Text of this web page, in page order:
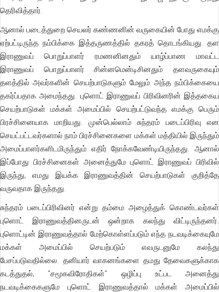
தெரிவித்தார்.
ஆனால் படைத்துறை செயலர் கண்ணனின் வருகையின் போது எமக்கு
ஏற்பட்டிருந்த நம்பிக்கை இத்தருணத்தில் தகரத் தொடங்கியது. தள
இராணுவப் பொறுப்பாளர் ரமணனினதும் யாழ்ப்பாண மாவட்ட
இராணுவப் பொறுப்பாளர் சின்னமென்டிசினதும் தளவருகையும்
தளத்தில் அவர்களின் செயற்பாடுகளும் மேலும் அந்த நம்பிக்கையை
தகர்ப்பதாக அமைந்தது. புளொட் இராணுவப் பிரிவினரின் இத்தகைய
செயற்பாடுகள் மக்கள் அமைப்பில் செயற்பட்டுவந்த எமக்கு பெரும்
பிரச்சினையாக மாறியது. முன்பெல்லாம் சுந்தரம் படைப்பிரிவு என
செயட்பட்டவர்களால் நாம் பிரச்சினைகளை மக்கள் மத்தியில் இருந்தும்
அமைப்பாளர்களிடமிருந்தும் எதிர் நோக்கவேண்டியிருந்தது. ஆனால்
இப்போது பிரச்சினைகள் அனைத்துமே புளொட் இராணுவப் பிரிவில்
இருந்து, எமது இயக்க இராணுவத்தின் செயற்பாடுகள் குறித்தே
வருவதாக இருந்தது.
சுந்தரம் படைப்பிரிவினர் என்று தம்மை அழைத்துக் கொண்டவர்கள்
புளொட் இராணுவத்தினருடன் ஒன்றாக கலந்து விட்டிருந்தனர்.
புளொட்டின் இராணுவத்தால் மேற்கொள்ளப்படும் எந்த நடவடிக்கையுமே
மக்கள் அமைப்பில் செயற்படும் எவருடனுமே கலந்து
பேசப்படுவதில்லை. தனியார் வாகனங்களை தமது தேவைகளுக்காக
கடத்துதல், "சமூகவிரோதிகள்" ஒழிப்பு உட்பட அனைத்து
நடவடிக்கைகளுமே புளொட் இராணுவத்தால் மக்கள் அமைப்பில்